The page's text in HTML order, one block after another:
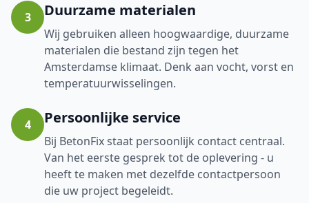
3 Duurzame materialen
Wij gebruiken alleen hoogwaardige, duurzame
materialen die bestand zijn tegen het
Amsterdamse klimaat. Denk aan vocht, vorst en
temperatuurwisselingen.
4 Persoonlijke service
Bij BetonFix staat persoonlijk contact centraal.
Van het eerste gesprek tot de oplevering - u
heeft te maken met dezelfde contactpersoon
die uw project begeleidt.